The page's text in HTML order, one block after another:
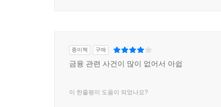
다시 정립하는 데 개인적으로, 학문적으로 그리
수 있는지, 정의가 어떻게 번성하고 어떻게 소
사회정의에 대한 부정적인 의문이 가득한 지금,
종이책 구매
금융 관련 사건이 많이 없어서 아쉽
이 한줄평이 도움이 되었나요?